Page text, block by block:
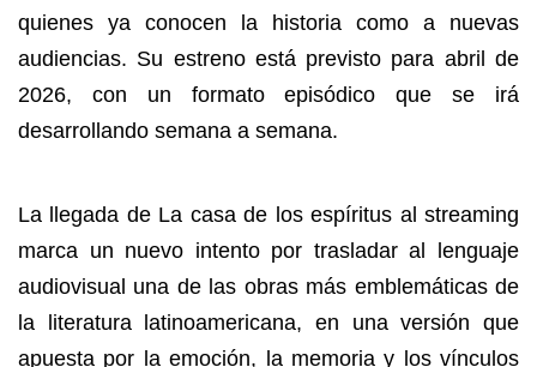
quienes ya conocen la historia como a nuevas
audiencias. Su estreno está previsto para abril de
2026, con un formato episódico que se irá
desarrollando semana a semana.
La llegada de La casa de los espíritus al streaming
marca un nuevo intento por trasladar al lenguaje
audiovisual una de las obras más emblemáticas de
la literatura latinoamericana, en una versión que
apuesta por la emoción, la memoria y los vínculos